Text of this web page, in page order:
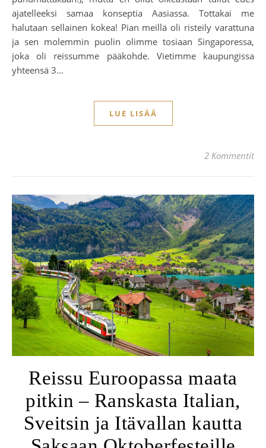
ajatelleeksi samaa konseptia Aasiassa. Tottakai me
halutaan sellainen kokea! Pian meillä oli risteily varattuna
ja sen molemmin puolin olimme tosiaan Singaporessa,
joka oli reissumme pääkohde. Vietimme kaupungissa
yhteensä 3…
LUE LISÄÄ
2 Kommentit
Reissu Euroopassa maata
pitkin – Ranskasta Italian,
Sveitsin ja Itävallan kautta